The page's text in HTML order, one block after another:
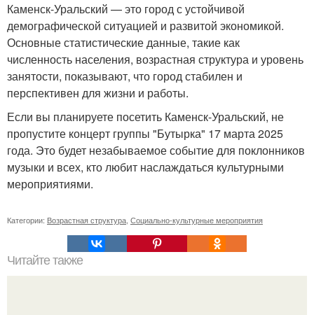
Каменск-Уральский — это город с устойчивой
демографической ситуацией и развитой экономикой.
Основные статистические данные, такие как
численность населения, возрастная структура и уровень
занятости, показывают, что город стабилен и
перспективен для жизни и работы.
Если вы планируете посетить Каменск-Уральский, не
пропустите концерт группы "Бутырка" 17 марта 2025
года. Это будет незабываемое событие для поклонников
музыки и всех, кто любит наслаждаться культурными
мероприятиями.
Категории: Возрастная структура Социально-культурные мероприятия
Читайте также